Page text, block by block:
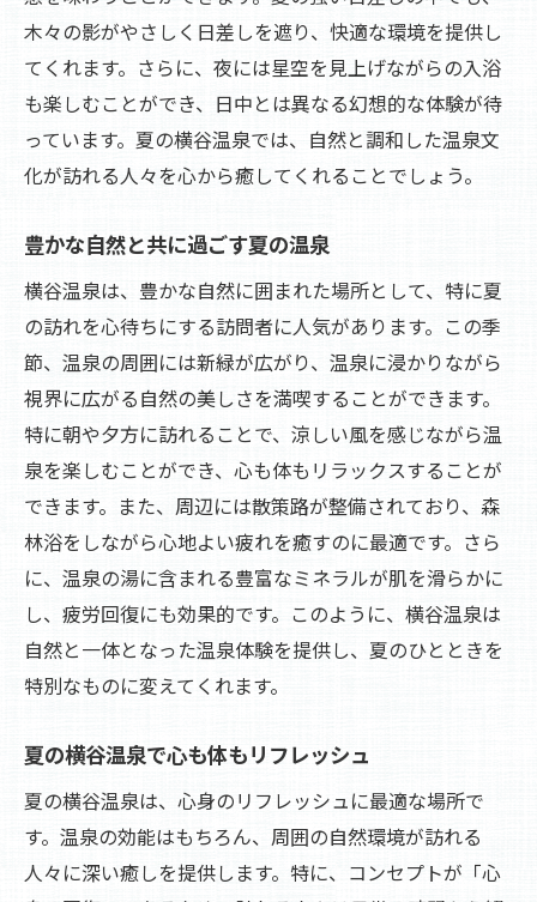
木々の影がやさしく日差しを遮り、快適な環境を提供し
てくれます。さらに、夜には星空を見上げながらの入浴
も楽しむことができ、日中とは異なる幻想的な体験が待
っています。夏の横谷温泉では、自然と調和した温泉文
化が訪れる人々を心から癒してくれることでしょう。
豊かな自然と共に過ごす夏の温泉
横谷温泉は、豊かな自然に囲まれた場所として、特に夏
の訪れを心待ちにする訪問者に人気があります。この季
節、温泉の周囲には新緑が広がり、温泉に浸かりながら
視界に広がる自然の美しさを満喫することができます。
特に朝や夕方に訪れることで、涼しい風を感じながら温
泉を楽しむことができ、心も体もリラックスすることが
できます。また、周辺には散策路が整備されており、森
林浴をしながら心地よい疲れを癒すのに最適です。さら
に、温泉の湯に含まれる豊富なミネラルが肌を滑らかに
し、疲労回復にも効果的です。このように、横谷温泉は
自然と一体となった温泉体験を提供し、夏のひとときを
特別なものに変えてくれます。
夏の横谷温泉で心も体もリフレッシュ
夏の横谷温泉は、心身のリフレッシュに最適な場所で
す。温泉の効能はもちろん、周囲の自然環境が訪れる
人々に深い癒しを提供します。特に、コンセプトが「心